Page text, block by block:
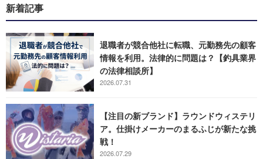
新着記事
退職者が競合他社に転職、元勤務先の顧客
情報を利用。法律的に問題は？【釣具業界
の法律相談所】
2026.07.31
【注目の新ブランド】ラウンドウィステリ
ア。仕掛けメーカーのまるふじが新たな挑
戦！
2026.07.29